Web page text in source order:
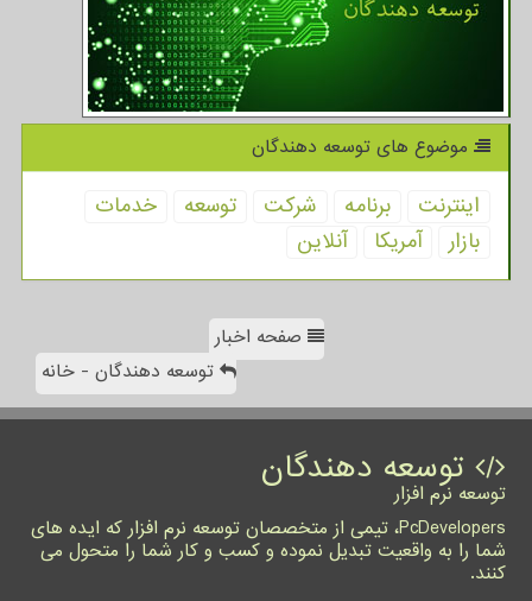
موضوع های توسعه دهندگان
اینترنت برنامه شركت توسعه
خدمات
بازار
آمریكا آنلاین
صفحه اخبار
توسعه دهندگان - خانه
توسعه دهندگان
توسعه نرم افزار
PcDevelopers، تیمی از متخصصان توسعه نرم افزار که ایده های
شما را به واقعیت تبدیل نموده و کسب و کار شما را متحول می
کنند.